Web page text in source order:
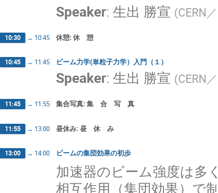
Speaker: 生出 勝宣 (CERN
10:30 → 10:45 休憩: 休 憩
10:45 → 11:45 ビーム力学(単粒子力学）入門（１）
Speaker: 生出 勝宣 (CERN
11:45 → 11:55 集合写真: 集 合 写 真
11:55 → 13:00 昼休み: 昼 休 み
13:00 → 14:00 ビームの集団効果の初歩
加速器のビーム強度は多
相互作用（集団効果）で